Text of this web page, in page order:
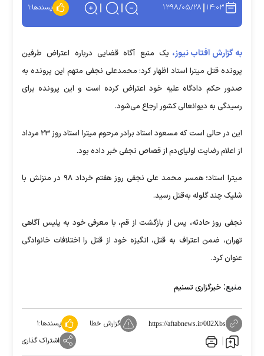
۱۴:۰۳ ۱۳۹۸/۰۵/۲۸ پسندها:۱
به گزارش آفتاب نیوز، یک منبع آگاه قضایی درباره اعتراض طرفین
پرونده قتل میترا استاد اظهار کرد: محمدعلی نجفی متهم این پرونده به
صدور حکم دادگاه علیه خود اعتراض کرده است و این پرونده برای
رسیدگی به دیوانعالی کشور ارجاع می‌شود.
این در حالی است که مسعود استاد برادر مرحوم میترا استاد روز ۲۳ مرداد
از اعلام رضایت اولیای‌دم از قصاص نجفی خبر داده بود.
میترا استاد؛ همسر محمد علی نجفی روز هفتم خرداد ۹۸ در منزلش با
شلیک چند گلوله به‌قتل رسید.
نجفی روز حادثه، پس از بازگشت از قم،‌ با معرفی خود به پلیس آگاهی
تهران، ضمن اعتراف به قتل، انگیزه خود از قتل را اختلافات خانوادگی
عنوان کرد.
منبع: خبرگزاری تسنیم
https://aftabnews.ir/002Xbs گزارش خطا پسندها:۱
اشتراک گذاری